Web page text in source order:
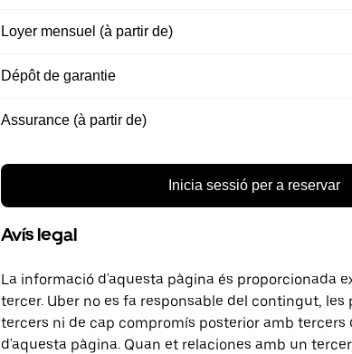
Loyer mensuel (à partir de)
Dépôt de garantie
Assurance (à partir de)
Inicia sessió per a reservar
Avís legal
La informació d'aquesta pàgina és proporcionada
tercer. Uber no es fa responsable del contingut,
tercers ni de cap compromís posterior amb
d'aquesta pàgina. Quan et relaciones amb un